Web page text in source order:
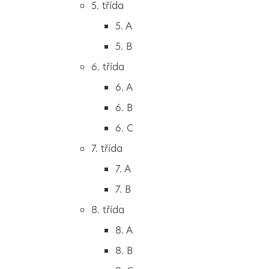
2. B
3. A
4. A
5. A
5. třída
5. A
5. B
6. třída
6. A
6. B
6. C
7. třída
7. A
7. B
8. třída
8. A
8. B